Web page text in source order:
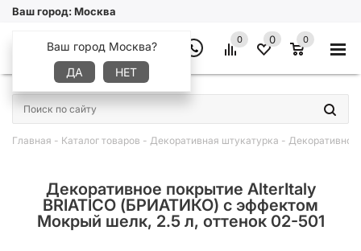
Ваш город:Москва
Ваш город Москва?
ДА
НЕТ
0 0 0
×
Главная - Каталог товаров - Декоративная штукатурка -
Декоративное покрытие AlterItaly
BRIATICO (БРИАТИКО) с эффектом
Мокрый шелк, 2.5 л, оттенок 02-501